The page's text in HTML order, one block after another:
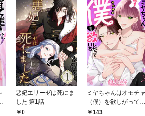
悪妃エリーゼは死にま
した 第1話
0
ミヤちゃんはオモチャ
（僕）を欲しがってい
る 1巻
143